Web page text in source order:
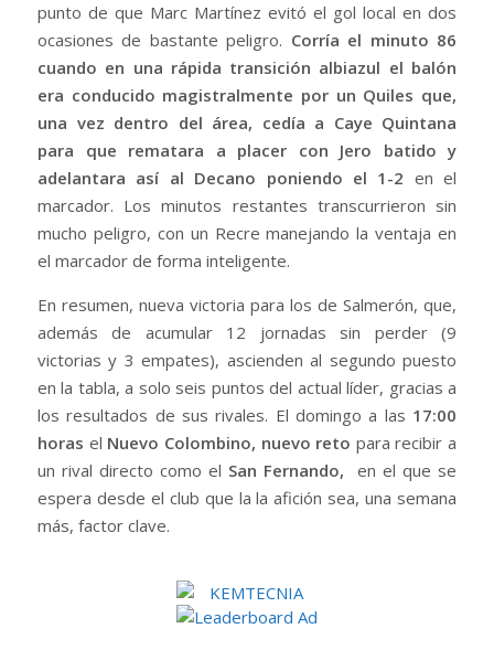
punto de que Marc Martínez evitó el gol local en dos
ocasiones de bastante peligro. Corría el minuto 86
cuando en una rápida transición albiazul el balón
era conducido magistralmente por un Quiles que,
una vez dentro del área, cedía a Caye Quintana
para que rematara a placer con Jero batido y
adelantara así al Decano poniendo el 1-2 en el
marcador. Los minutos restantes transcurrieron sin
mucho peligro, con un Recre manejando la ventaja en
el marcador de forma inteligente.
En resumen, nueva victoria para los de Salmerón, que,
además de acumular 12 jornadas sin perder (9
victorias y 3 empates), ascienden al segundo puesto
en la tabla, a solo seis puntos del actual líder, gracias a
los resultados de sus rivales. El domingo a las 17:00
horas el Nuevo Colombino, nuevo reto para recibir a
un rival directo como el San Fernando,
en el que se
espera desde el club que la la afición sea, una semana
más, factor clave.